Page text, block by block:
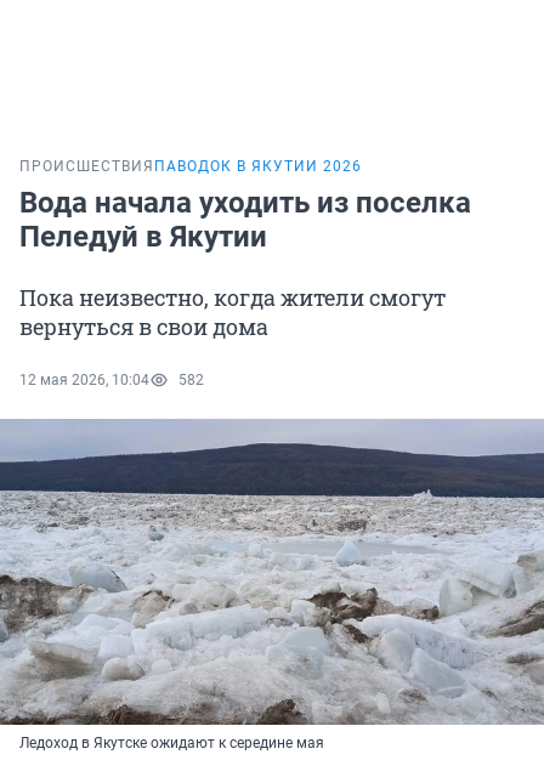
ПРОИСШЕСТВИЯ ПАВОДОК В ЯКУТИИ 2026
Вода начала уходить из поселка
Пеледуй в Якутии
Пока неизвестно, когда жители смогут
вернуться в свои дома
12 мая 2026, 10:04 582
Ледоход в Якутске ожидают к середине мая